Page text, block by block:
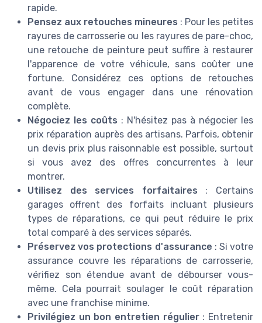
rapide.
Pensez aux retouches mineures : Pour les petites
rayures de carrosserie ou les rayures de pare-choc,
une retouche de peinture peut suffire à restaurer
l'apparence de votre véhicule, sans coûter une
fortune. Considérez ces options de retouches
avant de vous engager dans une rénovation
complète.
Négociez les coûts : N'hésitez pas à négocier les
prix réparation auprès des artisans. Parfois, obtenir
un devis prix plus raisonnable est possible, surtout
si vous avez des offres concurrentes à leur
montrer.
Utilisez des services forfaitaires : Certains
garages offrent des forfaits incluant plusieurs
types de réparations, ce qui peut réduire le prix
total comparé à des services séparés.
Préservez vos protections d'assurance : Si votre
assurance couvre les réparations de carrosserie,
vérifiez son étendue avant de débourser vous-
même. Cela pourrait soulager le coût réparation
avec une franchise minime.
Privilégiez un bon entretien régulier: Entretenir